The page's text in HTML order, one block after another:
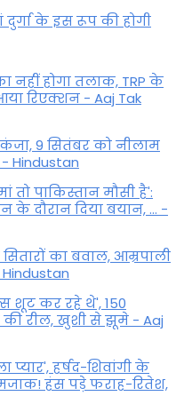
दुर्गा के इस रूप की होगी
नहीं होगा तलाक, TRP के
रिएक्शन - Aaj Tak
9 सितंबर को नीलाम
- Hindustan
तो पाकिस्तान मौसी है':
के दौरान दिया बयान, ... -
का बवाल, आम्रपाली
शूट कर रहे थे', 150
रील, खुशी से झूमे - Aaj
प्यार', हर्षद-शिवांगी के
मजाक! हंस पड़े फराह-रितेश,